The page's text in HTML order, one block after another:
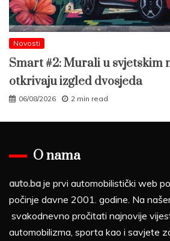
Novosti
Smart #2: Murali u svjetskim
otkrivaju izgled dvosjeda
06/08/2026 2 min read
O nama
auto.ba je prvi automobilistički web
počinje davne 2001. godine. Na
svakodnevno pročitati najnovije
automobilizma, sporta kao i savjete